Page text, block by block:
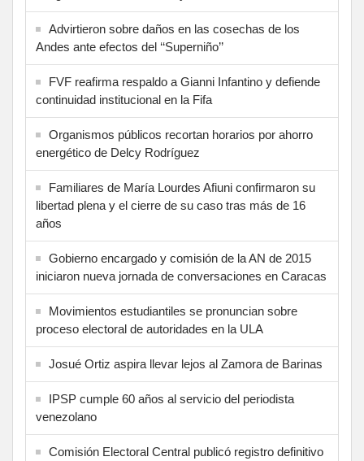
Advirtieron sobre daños en las cosechas de los
Andes ante efectos del ‘‘Superniño’’
FVF reafirma respaldo a Gianni Infantino y defiende
continuidad institucional en la Fifa
Organismos públicos recortan horarios por ahorro
energético de Delcy Rodríguez
Familiares de María Lourdes Afiuni confirmaron su
libertad plena y el cierre de su caso tras más de 16
años
Gobierno encargado y comisión de la AN de 2015
iniciaron nueva jornada de conversaciones en Caracas
Movimientos estudiantiles se pronuncian sobre
proceso electoral de autoridades en la ULA
Josué Ortiz aspira llevar lejos al Zamora de Barinas
IPSP cumple 60 años al servicio del periodista
venezolano
Comisión Electoral Central publicó registro definitivo